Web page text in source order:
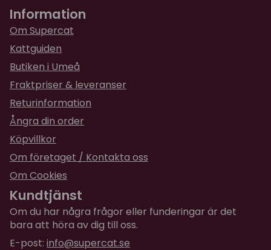
Information
Om Supercat
Kattguiden
Butiken i Umeå
Fraktpriser & leveranser
Returinformation
Ångra din order
Köpvillkor
Om företaget / Kontakta oss
Om Cookies
Kundtjänst
Om du har några frågor eller funderingar är det
bara att höra av dig till oss.
E-post: info@supercat.se